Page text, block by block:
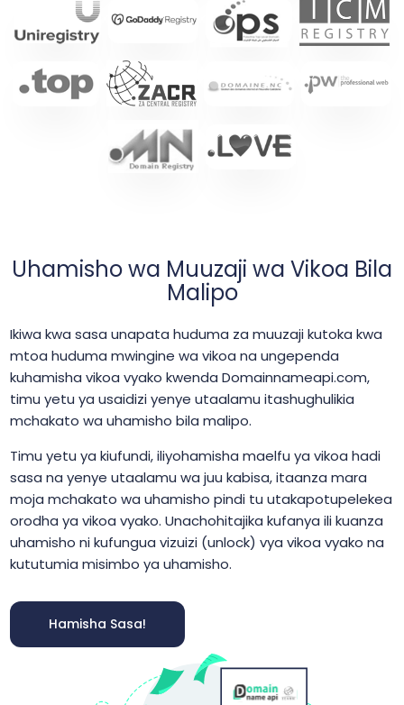
Uhamisho wa Muuzaji wa Vikoa Bila
Malipo
Ikiwa kwa sasa unapata huduma za muuzaji kutoka kwa
mtoa huduma mwingine wa vikoa na ungependa
kuhamisha vikoa vyako kwenda Domainnameapi.com,
timu yetu ya usaidizi yenye utaalamu itashughulikia
mchakato wa uhamisho bila malipo.
Timu yetu ya kiufundi, iliyohamisha maelfu ya vikoa hadi
sasa na yenye utaalamu wa juu kabisa, itaanza mara
moja mchakato wa uhamisho pindi tu utakapotupelekea
orodha ya vikoa vyako. Unachohitajika kufanya ili kuanza
uhamisho ni kufungua vizuizi (unlock) vya vikoa vyako na
kututumia misimbo ya uhamisho.
Hamisha Sasa!